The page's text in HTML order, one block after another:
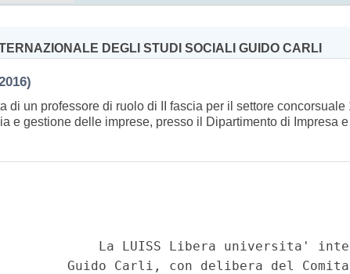
DEGLI STUDI SOCIALI GUIDO CARLI
di un professore di ruolo di II fascia per il settore
e gestione delle imprese, presso il Dipartimento di Impresa